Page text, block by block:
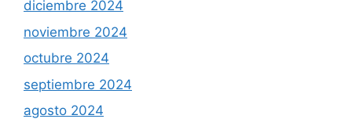
diciembre 2024
noviembre 2024
octubre 2024
septiembre 2024
agosto 2024